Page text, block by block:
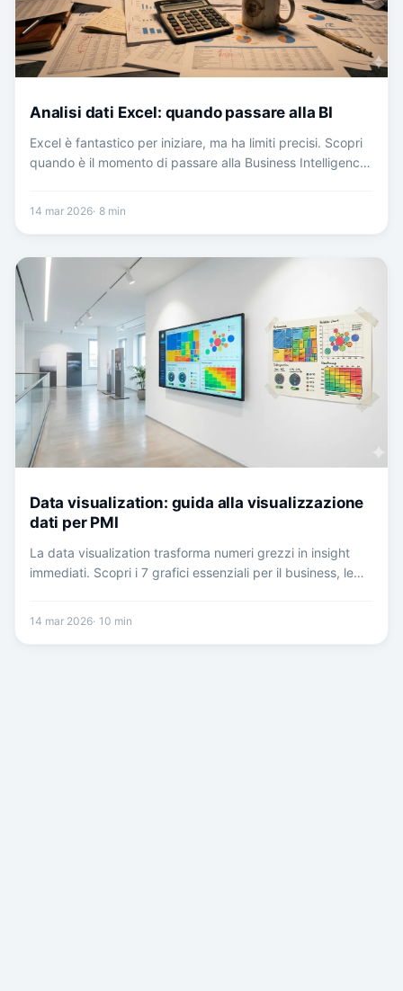
Analisi dati Excel: quando passare alla BI
Excel è fantastico per iniziare, ma ha limiti precisi. Scopri
quando è il momento di passare alla Business Intelligence
14 mar 2026 8 min
Data visualization: guida alla visualizzazione
dati per PMI
La data visualization trasforma numeri grezzi in insight
immediati. Scopri i 7 grafici essenziali per il business, le
14 mar 2026 10 min